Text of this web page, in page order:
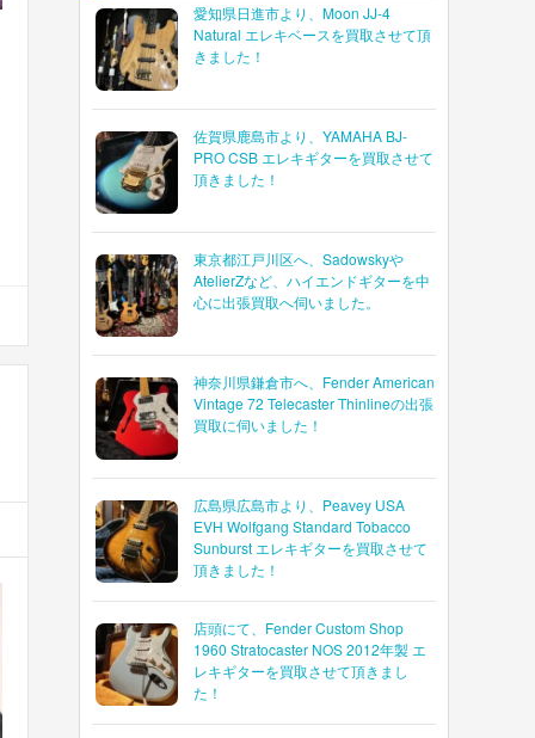
愛知県日進市より、Moon JJ-4
Natural エレキベースを買取させて頂
きました！
佐賀県鹿島市より、YAMAHA BJ-
PRO CSB エレキギターを買取させて
頂きました！
東京都江戸川区へ、Sadowskyや
AtelierZなど、ハイエンドギターを中
心に出張買取へ伺いました。
神奈川県鎌倉市へ、Fender American
Vintage 72 Telecaster Thinlineの出張
買取に伺いました！
広島県広島市より、Peavey USA
EVH Wolfgang Standard Tobacco
Sunburst エレキギターを買取させて
頂きました！
店頭にて、Fender Custom Shop
1960 Stratocaster NOS 2012年製 エ
レキギターを買取させて頂きまし
た！